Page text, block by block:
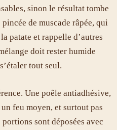
sinon le résultat tombe
de muscade râpée, qui
patate et rappelle d’autres
doit rester humide
tout seul.
Une poêle antiadhésive,
feu moyen, et surtout pas
sont déposées avec